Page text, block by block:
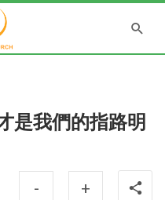
是我們的指路明
- +